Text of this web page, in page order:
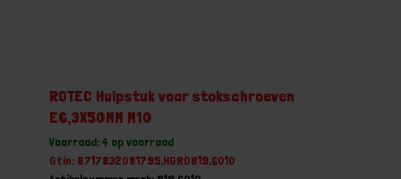
ROTEC Hulpstuk voor stokschroeven
E6,3X50MM M10
Voorraad: 4 op voorraad
Gtin: 8717832081795,HGRO819.6010